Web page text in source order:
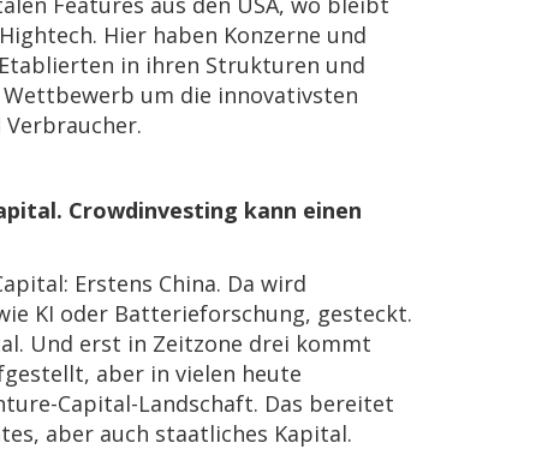
Hier haben Konzerne und
in ihren Strukturen und
um die innovativsten
Crowdinvesting kann einen
Erstens China. Da wird
KI oder Batterieforschung, gesteckt.
Und erst in Zeitzone drei kommt
aber in vielen heute
Capital-Landschaft. Das bereitet
aber auch staatliches Kapital.